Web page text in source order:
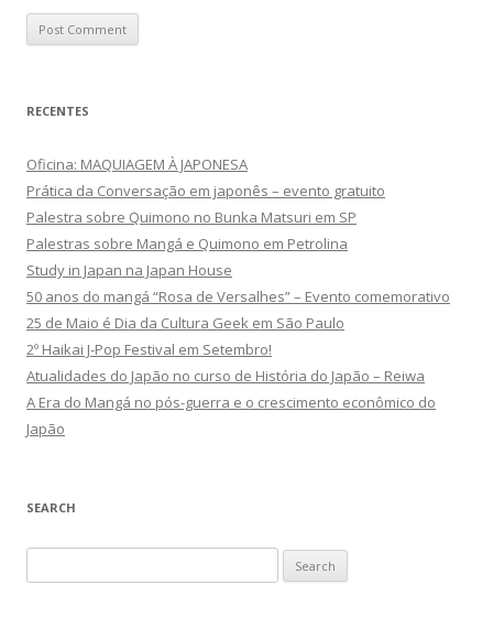
RECENTES
Oficina: MAQUIAGEM À JAPONESA
Prática da Conversação em japonês – evento gratuito
Palestra sobre Quimono no Bunka Matsuri em SP
Palestras sobre Mangá e Quimono em Petrolina
Study in Japan na Japan House
50 anos do mangá “Rosa de Versalhes” – Evento comemorativo
25 de Maio é Dia da Cultura Geek em São Paulo
2º Haikai J-Pop Festival em Setembro!
Atualidades do Japão no curso de História do Japão – Reiwa
A Era do Mangá no pós-guerra e o crescimento econômico do
Japão
SEARCH
for: